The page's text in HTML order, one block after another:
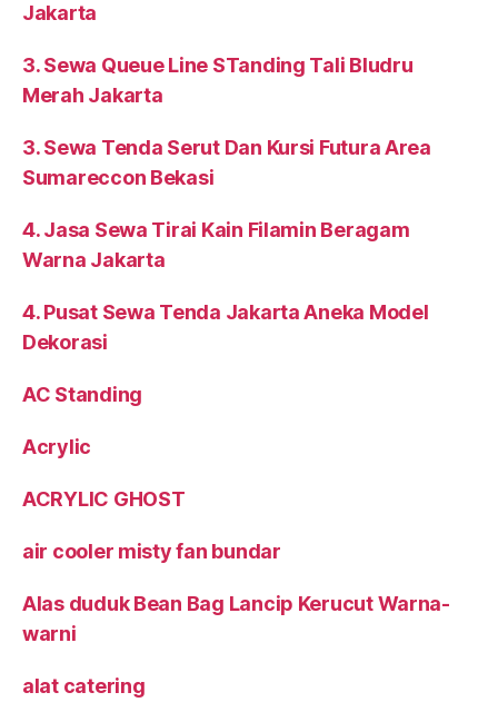
Jakarta
3. Sewa Queue Line STanding Tali Bludru
Merah Jakarta
3. Sewa Tenda Serut Dan Kursi Futura Area
Sumareccon Bekasi
4. Jasa Sewa Tirai Kain Filamin Beragam
Warna Jakarta
4. Pusat Sewa Tenda Jakarta Aneka Model
Dekorasi
AC Standing
Acrylic
ACRYLIC GHOST
air cooler misty fan bundar
Alas duduk Bean Bag Lancip Kerucut Warna-
warni
alat catering